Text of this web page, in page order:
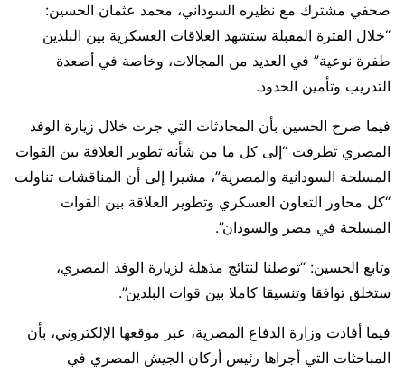
صحفي مشترك مع نظيره السوداني، محمد عثمان الحسين:
“خلال الفترة المقبلة ستشهد العلاقات العسكرية بين البلدين
طفرة نوعية” في العديد من المجالات، وخاصة في أصعدة
التدريب وتأمين الحدود.
فيما صرح الحسين بأن المحادثات التي جرت خلال زيارة الوفد
المصري تطرقت “إلى كل ما من شأنه تطوير العلاقة بين القوات
المسلحة السودانية والمصرية”، مشيرا إلى أن المناقشات تناولت
“كل محاور التعاون العسكري وتطوير العلاقة بين القوات
المسلحة في مصر والسودان”.
وتابع الحسين: “توصلنا لنتائج مذهلة لزيارة الوفد المصري،
ستخلق توافقا وتنسيقا كاملا بين قوات البلدين”.
فيما أفادت وزارة الدفاع المصرية، عبر موقعها الإلكتروني، بأن
المباحثات التي أجراها رئيس أركان الجيش المصري في